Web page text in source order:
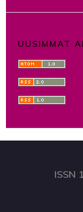
UUSIMMAT
ISSN